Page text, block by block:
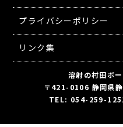
プライバシーポリシー
リンク集
溶射の村田ボ
〒421-0106 静岡県
TEL: 054-259-